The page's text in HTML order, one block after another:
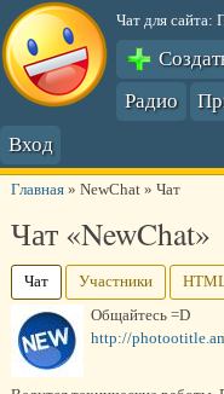
Чат для сайта:
Радио
Вход
Главная» NewChat» Чат
Чат «NewChat»
Чат Участники
Общайтесь =D
http://